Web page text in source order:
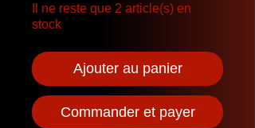
Il ne reste que 2 article(s) en
stock
Ajouter au panier
Commander et payer